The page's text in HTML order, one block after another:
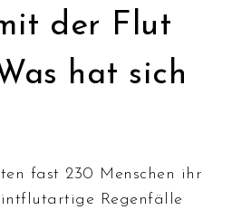
der Flut
hat sich
fast 230 Menschen ihr
Regenfälle